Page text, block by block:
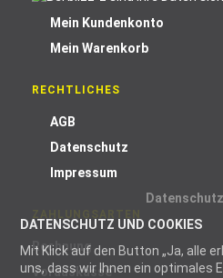
DATENSCHUTZ UND COOKIES
Mit Klick auf den Button „Ja, alle
uns, dass wir Ihnen ein optimales
Mein Kundenkonto
Mein Warenkorb
RECHTLICHES
AGB
Datenschutz
Impressum
Rechnung
Vorauskasse